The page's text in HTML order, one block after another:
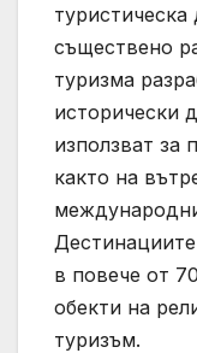
съществено
туризма
исторически
използват за
както на
в повече от
обекти на
туризъм.